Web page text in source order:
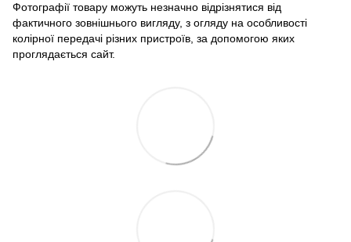
Фотографії товару можуть незначно відрізнятися від
фактичного зовнішнього вигляду, з огляду на особливості
колірної передачі різних пристроїв, за допомогою яких
проглядається сайт.